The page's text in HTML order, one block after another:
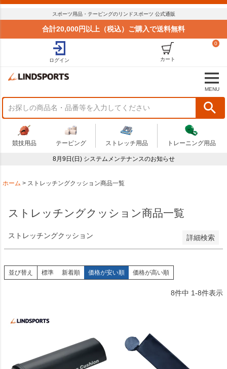
スポーツ用品・テーピングのリンドスポーツ 公式通販
合計20,000円以上（税込）ご購入で送料無料
ログイン
0
カート
MENU
競技用品 テーピング ストレッチ用品 トレーニング用品
8月9日(日) システムメンテナンスのお知らせ
ホーム ストレッチングクッション商品一覧
ストレッチングクッション商品一覧
ストレッチングクッション 詳細検索
標準
新着順
価格が安い順
価格が高い順
セール
まとめてお得
アウトレット
商品番号
検索
並び替え 標準 新着順 価格が安い順 価格が高い順
8件中 1-8件表示